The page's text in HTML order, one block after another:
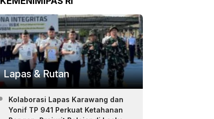
Lapas & Rutan
Kolaborasi Lapas Karawang dan
Yonif TP 941 Perkuat Ketahanan